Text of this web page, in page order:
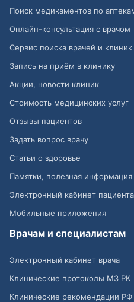
Поиск медикаментов по
Онлайн-консультация с врачом
Сервис поиска врачей и клиник
Запись на приём в клинику
Акции, новости клиник
Стоимость медицинских услуг
Отзывы пациентов
Задать вопрос врачу
Статьи о здоровье
Памятки, полезная информация
Электронный кабинет пациента
Мобильные приложения
Врачам и специалистам
Электронный кабинет врача
Клинические протоколы МЗ РК
Клинические рекомендации РФ